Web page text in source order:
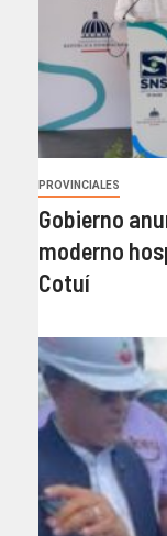
PROVINCIALES
Gobierno
moderno
Cotuí